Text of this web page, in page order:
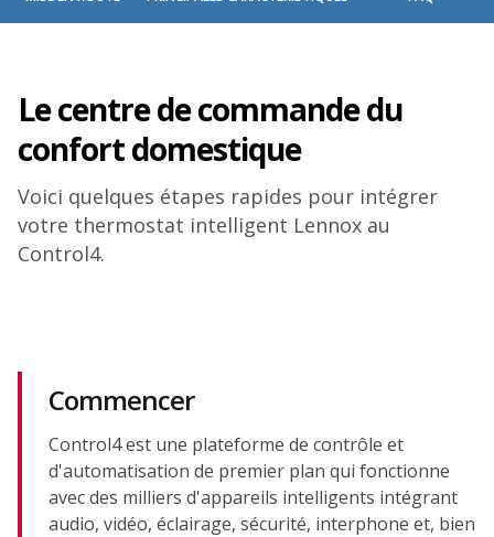
Le centre de commande du
confort domestique
Voici quelques étapes rapides pour intégrer
votre thermostat intelligent Lennox au
Control4.
Commencer
Control4 est une plateforme de contrôle et
d'automatisation de premier plan qui fonctionne
avec des milliers d'appareils intelligents intégrant
audio, vidéo, éclairage, sécurité, interphone et, bien